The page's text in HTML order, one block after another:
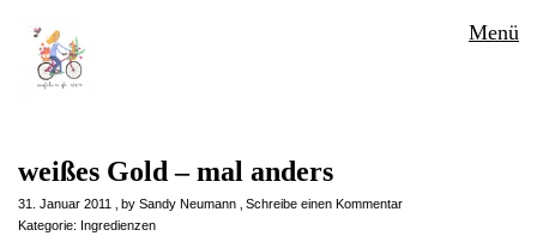
Menü
weißes Gold – mal anders
31. Januar 2011 by Sandy Neumann
Schreibe einen Kommentar
Kategorie: Ingredienzen